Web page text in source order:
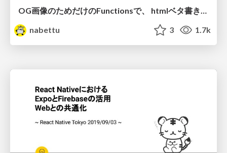
OG画像のためだけのFunctionsで、 htmlベタ書き＆リダイレクトをやめるんだ
nabettu
3 1.7k